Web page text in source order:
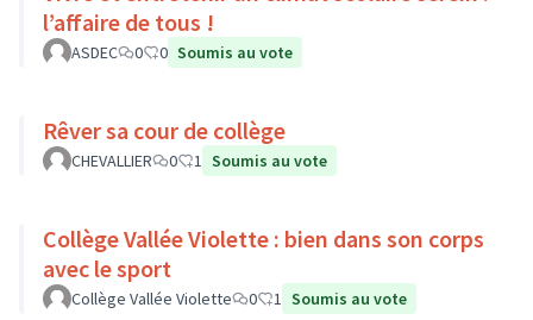
l’affaire de tous !
ASDEC 0 0 Soumis au vote
Rêver sa cour de collège
CHEVALLIER 0 1 Soumis au vote
Collège Vallée Violette : bien dans son corps
avec le sport
Collège Vallée Violette 0 1 Soumis au vote